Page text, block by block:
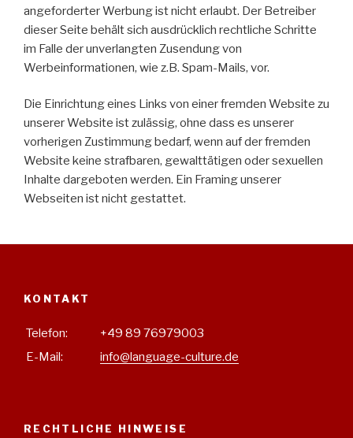
angeforderter Werbung ist nicht erlaubt. Der Betreiber
dieser Seite behält sich ausdrücklich rechtliche Schritte
im Falle der unverlangten Zusendung von
Werbeinformationen, wie z.B. Spam-Mails, vor.
Die Einrichtung eines Links von einer fremden Website zu
unserer Website ist zulässig, ohne dass es unserer
vorherigen Zustimmung bedarf, wenn auf der fremden
Website keine strafbaren, gewalttätigen oder sexuellen
Inhalte dargeboten werden. Ein Framing unserer
Webseiten ist nicht gestattet.
KONTAKT
Telefon:
+49 89 76979003
E-Mail:
fo
RECHTLICHE HINWEISE